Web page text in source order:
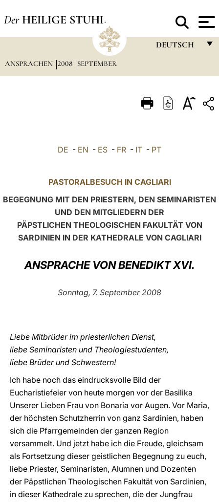
Der HEILIGE STUHL
DEUTSCH
ITALIANO
POLSKI
العربيّة
中文
LATINE
ANSPRACHEN 2008 SEPTEMBER
DE - EN - ES - FR - IT - PT
PASTORALBESUCH IN CAGLIARI
BEGEGNUNG MIT DEN PRIESTERN, DEN SEMINARISTEN
UND DEN MITGLIEDERN DER
PÄPSTLICHEN THEOLOGISCHEN FAKULTÄT VON
SARDINIEN IN DER KATHEDRALE VON CAGLIARI
ANSPRACHE VON BENEDIKT XVI.
Sonntag, 7. September 2008
Liebe Mitbrüder im priesterlichen Dienst,
liebe Seminaristen und Theologiestudenten,
liebe Brüder und Schwestern!
Ich habe noch das eindrucksvolle Bild der
Eucharistiefeier von heute morgen vor der Basilika
Unserer Lieben Frau von Bonaria vor Augen. Vor Maria,
der höchsten Schutzherrin von ganz Sardinien, haben
sich die Pfarrgemeinden der ganzen Region
versammelt. Und jetzt habe ich die Freude, gleichsam
als Fortsetzung dieser geistlichen Begegnung zu euch,
liebe Priester, Seminaristen, Alumnen und Dozenten
der Päpstlichen Theologischen Fakultät von Sardinien,
in dieser Kathedrale zu sprechen, die der Jungfrau